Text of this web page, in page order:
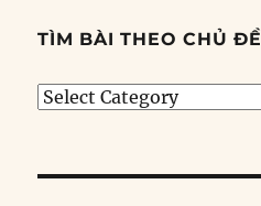
TÌM BÀI THEO CHỦ ĐỀ
Tìm